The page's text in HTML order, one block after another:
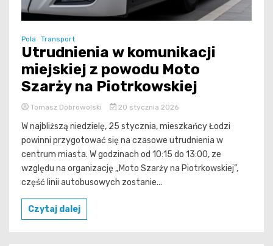
Pola Transport
Utrudnienia w komunikacji
miejskiej z powodu Moto
Szarży na Piotrkowskiej
Tomasz Dobrowolski 20 stycznia 2026
W najbliższą niedzielę, 25 stycznia, mieszkańcy Łodzi
powinni przygotować się na czasowe utrudnienia w
centrum miasta. W godzinach od 10:15 do 13:00, ze
względu na organizację „Moto Szarży na Piotrkowskiej”,
część linii autobusowych zostanie...
Czytaj dalej